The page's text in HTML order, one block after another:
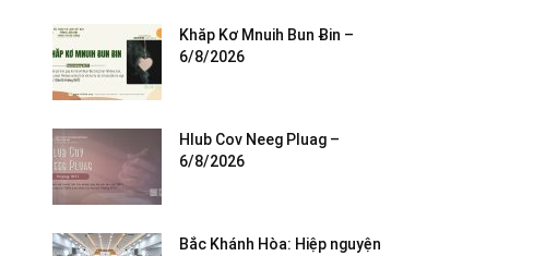
Khăp Kơ Mnuih Bun Ƀin –
6/8/2026
Hlub Cov Neeg Pluag –
6/8/2026
Bắc Khánh Hòa: Hiệp nguyện